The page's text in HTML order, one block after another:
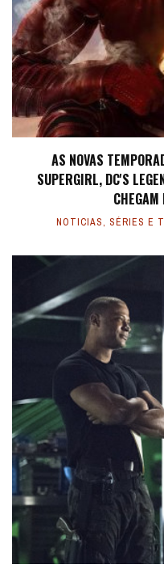
AS NOVAS
SUPERGIRL, DC'S
CHEGAM
NOTICIAS, SÉRIES E